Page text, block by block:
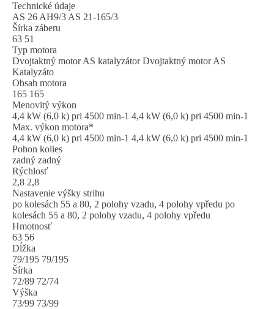
Technické údaje
AS 26 AH9/3 AS 21-165/3
Šírka záberu
63 51
Typ motora
Dvojtaktný motor AS katalyzátor Dvojtaktný motor AS
Katalyzáto
Obsah motora
165 165
Menovitý výkon
4,4 kW (6,0 k) pri 4500 min-1 4,4 kW (6,0 k) pri 4500 min-1
Max. výkon motora*
4,4 kW (6,0 k) pri 4500 min-1 4,4 kW (6,0 k) pri 4500 min-1
Pohon kolies
zadný zadný
Rýchlosť
2,8 2,8
Nastavenie výšky strihu
po kolesách 55 a 80, 2 polohy vzadu, 4 polohy vpředu po
kolesách 55 a 80, 2 polohy vzadu, 4 polohy vpředu
Hmotnosť
63 56
Dĺžka
79/195 79/195
Šírka
72/89 72/74
Výška
73/99 73/99